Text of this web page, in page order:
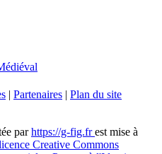
| Partenaires | Plan du site
parhttps://g-fig.frest mise à
Creative Commons